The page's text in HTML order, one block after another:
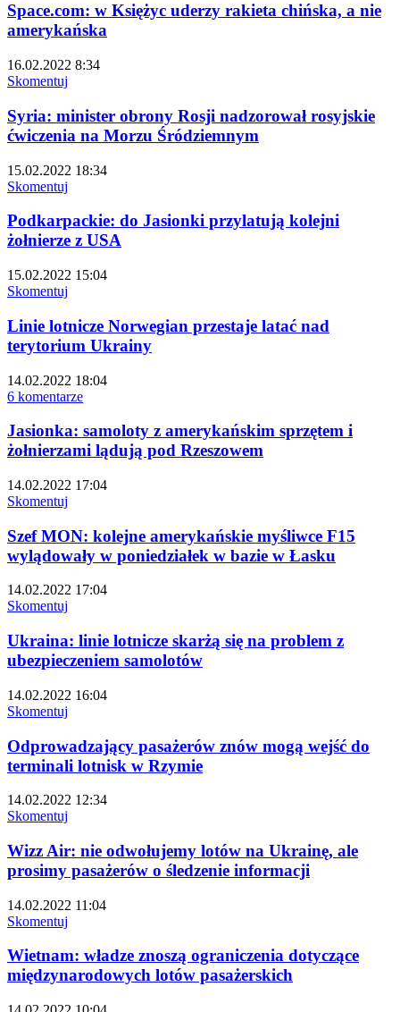
Space.com: w Księżyc uderzy rakieta chińska, a nie
amerykańska
16.02.2022 8:34
Skomentuj
Syria: minister obrony Rosji nadzorował rosyjskie
ćwiczenia na Morzu Śródziemnym
15.02.2022 18:34
Skomentuj
Podkarpackie: do Jasionki przylatują kolejni
żołnierze z USA
15.02.2022 15:04
Skomentuj
Linie lotnicze Norwegian przestaje latać nad
terytorium Ukrainy
14.02.2022 18:04
6 komentarze
Jasionka: samoloty z amerykańskim sprzętem i
żołnierzami lądują pod Rzeszowem
14.02.2022 17:04
Skomentuj
Szef MON: kolejne amerykańskie myśliwce F15
wylądowały w poniedziałek w bazie w Łasku
14.02.2022 17:04
Skomentuj
Ukraina: linie lotnicze skarżą się na problem z
ubezpieczeniem samolotów
14.02.2022 16:04
Skomentuj
Odprowadzający pasażerów znów mogą wejść do
terminali lotnisk w Rzymie
14.02.2022 12:34
Skomentuj
Wizz Air: nie odwołujemy lotów na Ukrainę, ale
prosimy pasażerów o śledzenie informacji
14.02.2022 11:04
Skomentuj
Wietnam: władze znoszą ograniczenia dotyczące
międzynarodowych lotów pasażerskich